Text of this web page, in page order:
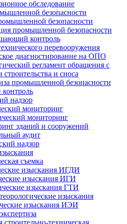
обследование
безопасности
безопасности
промышленной безопасности
контроль
перевооружения
диагностирование на ОПО
регламент обращения с
строительства и сноса
промышленной безопасности
надзор
мониторинг
мониторинг
зданий и сооружений
аудит
надзор
съемка
изыскания ИГДИ
изыскания ИГИ
изыскания ГТИ
изыскания
изыскания ИЭИ
строительно-техническая